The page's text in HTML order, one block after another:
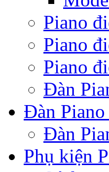
Piano
Piano
Piano
Đàn
Đàn Piano
Đàn
Phụ kiện